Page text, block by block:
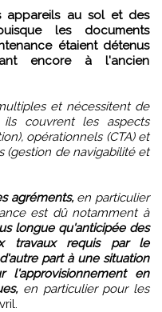
appareils au sol et des
les documents
étaient détenus
encore à l'ancien
et nécessitent de
couvrent les aspects
opérationnels (CTA) et
(gestion de navigabilité et
agréments,en particulier
est dû notamment à
longue qu'anticipée des
travaux requis par le
part à une situation
en
en particulier pour les